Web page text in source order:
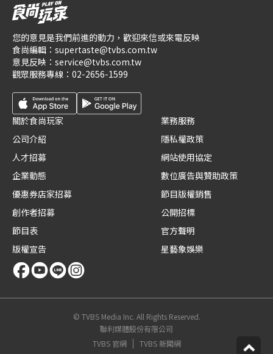
您的意見是我們前進的動力，歡迎來信或來電反映
食尚編輯： supertaste@tvbs.com.tw
意見反映： service@tvbs.com.tw
觀眾服務專線： 02-2656-1599
關於食尚玩家
公司介紹
人才招募
企業動態
優惠券店家招募
創作者招募
節目表
版權宣告
業務服務
隱私權政策
網站使用協定
數位廣告與贊助政策
節目版權銷售
公開招標
官方聲明
星藝象娛樂
© TVBS Media Inc. All Rights Reserved.
聯利媒體股份有限公司
TVBS 官網
TVBS 新聞網